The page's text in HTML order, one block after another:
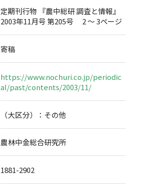
定期刊行物 『農中総研 調査と情報』
2003年11月号 第205号 2 ～ 3ページ
寄稿
https://www.nochuri.co.jp/periodic
al/past/contents/2003/11/
（大区分）：その他
農林中金総合研究所
1881-2902